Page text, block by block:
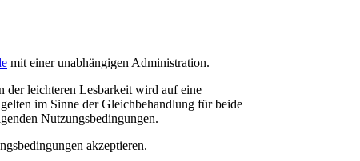
mit einer unabhängigen Administration.
der leichteren Lesbarkeit wird auf eine
im Sinne der Gleichbehandlung für beide
Nutzungsbedingungen.
akzeptieren.